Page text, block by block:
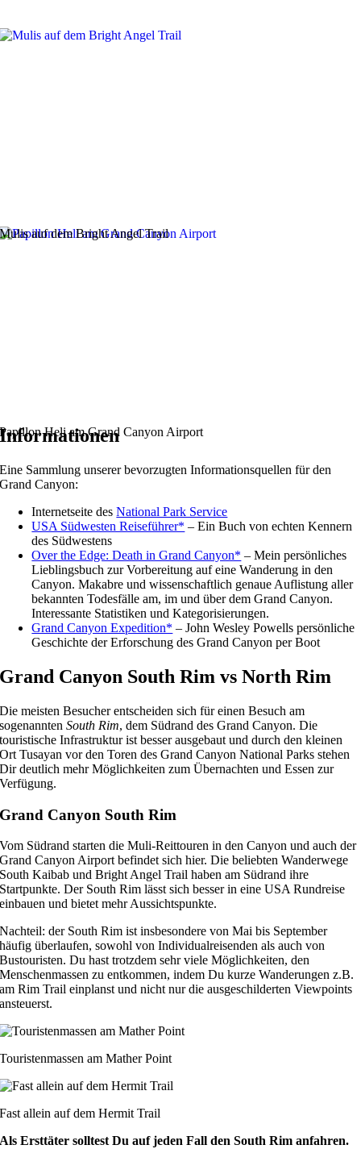
Mulis auf dem Bright Angel Trail
Papillon Heli am Grand Canyon Airport
Informationen
Eine Sammlung unserer bevorzugten Informationsquellen für den
Grand Canyon:
Internetseite desNational Park Service
USA Südwesten Reiseführer* – Ein Buch von echten Kennern
des Südwestens
Over the Edge: Death in Grand Canyon* – Mein persönliches
Lieblingsbuch zur Vorbereitung auf eine Wanderung in den
Canyon. Makabre und wissenschaftlich genaue Auflistung aller
bekannten Todesfälle am, im und über dem Grand Canyon.
Interessante Statistiken und Kategorisierungen.
Grand Canyon Expedition* – John Wesley Powells persönliche
Geschichte der Erforschung des Grand Canyon per Boot
Grand Canyon South Rim vs North Rim
Die meisten Besucher entscheiden sich für einen Besuch am
sogenanntenSouth Rim, dem Südrand des Grand Canyon. Die
touristische Infrastruktur ist besser ausgebaut und durch den kleinen
Ort Tusayan vor den Toren des Grand Canyon National Parks stehen
Dir deutlich mehr Möglichkeiten zum Übernachten und Essen zur
Verfügung.
Grand Canyon South Rim
Vom Südrand starten die Muli-Reittouren in den Canyon und auch der
Grand Canyon Airport befindet sich hier. Die beliebten Wanderwege
South Kaibab und Bright Angel Trail haben am Südrand ihre
Startpunkte. Der South Rim lässt sich besser in eine USA Rundreise
einbauen und bietet mehr Aussichtspunkte.
Nachteil: der South Rim ist insbesondere von Mai bis September
häufig überlaufen, sowohl von Individualreisenden als auch von
Bustouristen. Du hast trotzdem sehr viele Möglichkeiten, den
Menschenmassen zu entkommen, indem Du kurze Wanderungen z.B.
am Rim Trail einplanst und nicht nur die ausgeschilderten Viewpoints
ansteuerst.
Touristenmassen am Mather Point
Fast allein auf dem Hermit Trail
Als Ersttäter solltest Du auf jeden Fall den South Rim anfahren.